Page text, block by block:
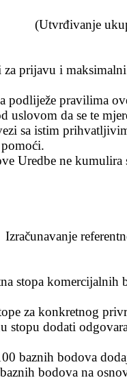
(Utvrđivanje
prijavu i
podliježe pravilima
uslovom da se te
sa istim
Uredbe ne
Izračunavanje
stopa komercijalnih
za konkretnog
stopu dodati
baznih bodova
bodova na